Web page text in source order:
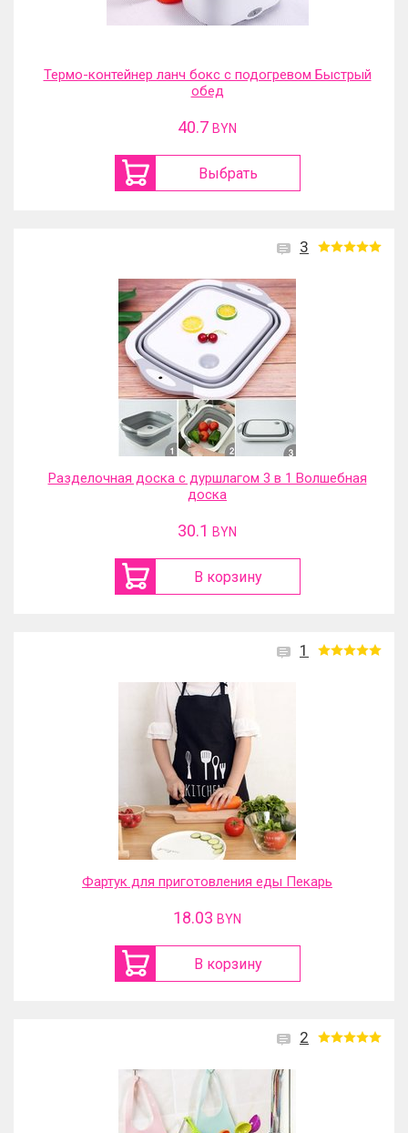
Термо-контейнер ланч бокс с подогревом Быстрый
обед
40.7 BYN
Выбрать
3
Разделочная доска с дуршлагом 3 в 1 Волшебная
доска
30.1 BYN
В корзину
1
Фартук для приготовления еды Пекарь
18.03 BYN
В корзину
2